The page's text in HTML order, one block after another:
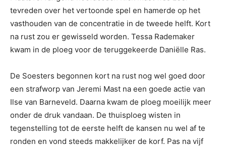
tevreden over het vertoonde spel en hamerde op het
vasthouden van de concentratie in de tweede helft. Kort
na rust zou er gewisseld worden. Tessa Rademaker
kwam in de ploeg voor de teruggekeerde Daniëlle Ras.
De Soesters begonnen kort na rust nog wel goed door
een strafworp van Jeremi Mast na een goede actie van
Ilse van Barneveld. Daarna kwam de ploeg moeilijk meer
onder de druk vandaan. De thuisploeg wisten in
tegenstelling tot de eerste helft de kansen nu wel af te
ronden en vond steeds makkelijker de korf. Pas na vijf